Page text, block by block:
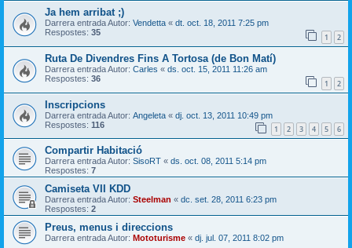
Ja hem arribat ;)
Darrera entrada Autor: Vendetta « dt. oct. 18, 2011 7:25 pm
Respostes: 35 1 2
Ruta De Divendres Fins A Tortosa (de Bon Matí)
Darrera entrada Autor: Carles « ds. oct. 15, 2011 11:26 am
Respostes: 36 1 2
Inscripcions
Darrera entrada Autor: Angeleta « dj. oct. 13, 2011 10:49 pm
Respostes: 116 1 2 3 4 5 6
Compartir Habitació
Darrera entrada Autor: SisoRT « ds. oct. 08, 2011 5:14 pm
Respostes: 7
Camiseta VII KDD
Darrera entrada Autor: Steelman « dc. set. 28, 2011 6:23 pm
Respostes: 2
Preus, menus i direccions
Darrera entrada Autor: Mototurisme « dj. jul. 07, 2011 8:02 pm